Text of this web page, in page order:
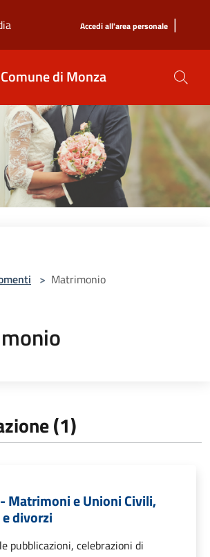
Accedi all'area personale |
Comune di Monza
> Matrimonio
(1)
Matrimoni e Unioni Civili,
divorzi
pubblicazioni, celebrazioni di